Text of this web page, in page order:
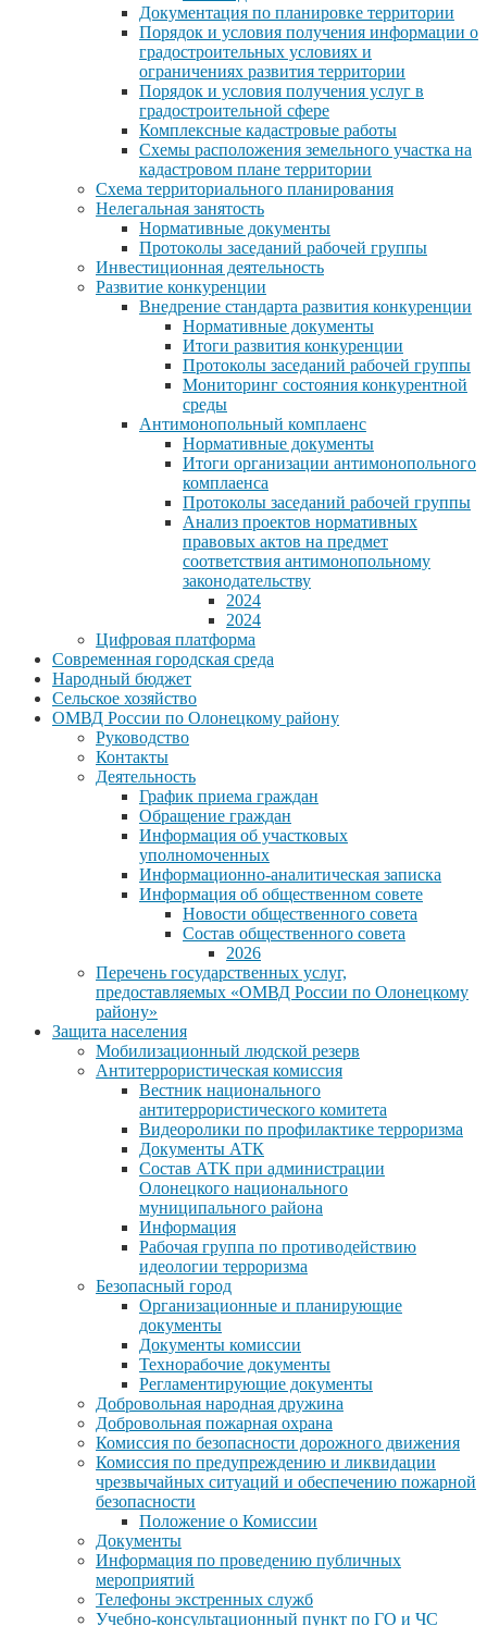
Документация по планировке территории
Порядок и условия получения информации о
градостроительных условиях и
ограничениях развития территории
Порядок и условия получения услуг в
градостроительной сфере
Комплексные кадастровые работы
Схемы расположения земельного участка на
кадастровом плане территории
Схема территориального планирования
Нелегальная занятость
Нормативные документы
Протоколы заседаний рабочей группы
Инвестиционная деятельность
Развитие конкуренции
Внедрение стандарта развития конкуренции
Нормативные документы
Итоги развития конкуренции
Протоколы заседаний рабочей группы
Мониторинг состояния конкурентной
среды
Антимонопольный комплаенс
Нормативные документы
Итоги организации антимонопольного
комплаенса
Протоколы заседаний рабочей группы
Анализ проектов нормативных
правовых актов на предмет
соответствия антимонопольному
законодательству
2024
2024
Цифровая платформа
Современная городская среда
Народный бюджет
Сельское хозяйство
ОМВД России по Олонецкому району
Руководство
Контакты
Деятельность
График приема граждан
Обращение граждан
Информация об участковых
уполномоченных
Информационно-аналитическая записка
Информация об общественном совете
Новости общественного совета
Состав общественного совета
2026
Перечень государственных услуг,
предоставляемых «ОМВД России по Олонецкому
району»
Защита населения
Мобилизационный людской резерв
Антитеррористическая комиссия
Вестник национального
антитеррористического комитета
Видеоролики по профилактике терроризма
Документы АТК
Состав АТК при администрации
Олонецкого национального
муниципального района
Информация
Рабочая группа по противодействию
идеологии терроризма
Безопасный город
Организационные и планирующие
документы
Документы комиссии
Технорабочие документы
Регламентирующие документы
Добровольная народная дружина
Добровольная пожарная охрана
Комиссия по безопасности дорожного движения
Комиссия по предупреждению и ликвидации
чрезвычайных ситуаций и обеспечению пожарной
безопасности
Положение о Комиссии
Документы
Информация по проведению публичных
мероприятий
Телефоны экстренных служб
Учебно-консультационный пункт по ГО и ЧС